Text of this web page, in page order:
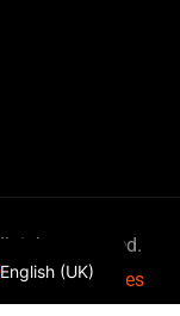
rights reserved.
By Bits & Pieces
English (UK)
Deutsch